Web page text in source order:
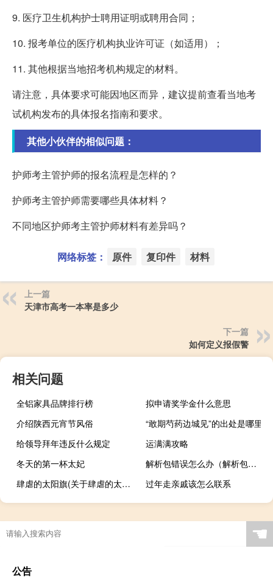
9. 医疗卫生机构护士聘用证明或聘用合同；
10. 报考单位的医疗机构执业许可证（如适用）；
11. 其他根据当地招考机构规定的材料。
请注意，具体要求可能因地区而异，建议提前查看当地考
试机构发布的具体报名指南和要求。
其他小伙伴的相似问题：
护师考主管护师的报名流程是怎样的？
护师考主管护师需要哪些具体材料？
不同地区护师考主管护师材料有差异吗？
网络标签： 原件 复印件 材料
上一篇
天津市高考一本率是多少
下一篇
如何定义报假警
相关问题
全铝家具品牌排行榜
拟申请奖学金什么意思
介绍陕西元宵节风俗
“敢期芍药边城见”的出处是哪里
给领导拜年违反什么规定
运满满攻略
冬天的第一杯太妃
解析包错误怎么办（解析包错误怎么解决）
肆虐的太阳旗(关于肆虐的太阳旗简述)
过年走亲戚该怎么联系
☚
公告